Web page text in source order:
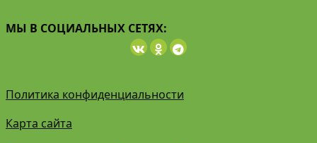
МЫ В СОЦИАЛЬНЫХ СЕТЯХ:
Политика конфиденциальности
Карта сайта